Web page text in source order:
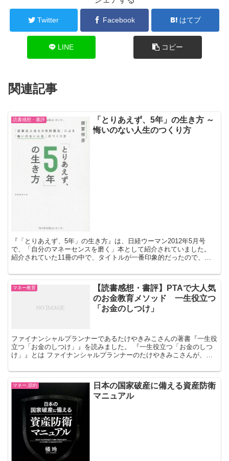
Twitter Facebook はてブ
LINE コピー
関連記事
読書感想・書評
「とりあえず、5年」の生き方 ～
悔いのない人生のつくり方
『「とりあえず、5年」の生き方』は、日経ウーマン2012年5月号
で、「自分のマネーセンスを磨く」本として紹介されていました。
紹介されていた11冊の中で、タイトルが一番印象的だったので、読
マネー教育
【読書感想・書評】PTAで大人気
のお金教育メソッド 一生役立つ
「お金のしつけ」
ファイナンシャルプランナーであるたけやきみこさんの著書『一生役
立つ「お金のしつけ」』を読みました。 『一生役立つ「お金のしつ
け」』とは ファイナンシャルプランナーのたけやきみこさんが、
マネー,節約
日本の国家破産に備える資産防衛
マニュアル